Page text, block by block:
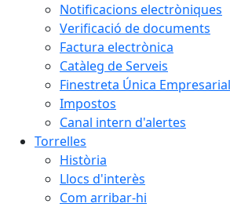
Notificacions electròniques
Verificació de documents
Factura electrònica
Catàleg de Serveis
Finestreta Única
Impostos
Canal intern d'alertes
Torrelles
Història
Llocs d'interès
Com arribar-hi